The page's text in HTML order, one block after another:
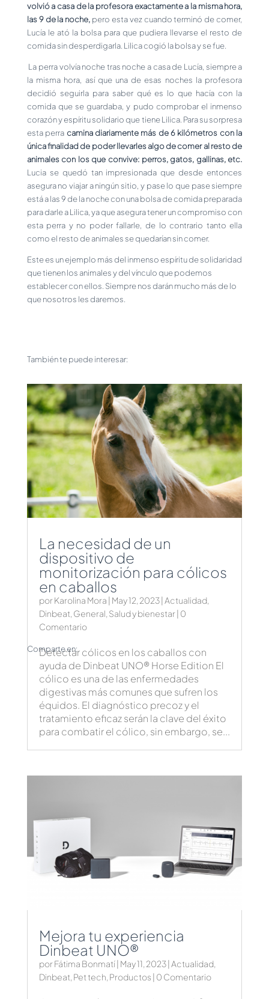
volvió a casa de la profesora exactamente a la misma hora,
las 9 de la noche, pero esta vez cuando terminó de comer,
Lucía le ató la bolsa para que pudiera llevarse el resto de
comida sin desperdigarla. Lilica cogió la bolsa y se fue.
La perra volvía noche tras noche a casa de Lucía, siempre a
la misma hora, así que una de esas noches la profesora
decidió seguirla para saber qué es lo que hacía con la
comida que se guardaba, y pudo comprobar el inmenso
corazón y espíritu solidario que tiene Lilica. Para su sorpresa
esta perra camina diariamente más de 6 kilómetros con la
única finalidad de poder llevarles algo de comer al resto de
animales con los que convive: perros, gatos, gallinas, etc.
Lucia se quedó tan impresionada que desde entonces
asegura no viajar a ningún sitio, y pase lo que pase siempre
está a las 9 de la noche con una bolsa de comida preparada
para darle a Lilica, ya que asegura tener un compromiso con
esta perra y no poder fallarle, de lo contrario tanto ella
como el resto de animales se quedarían sin comer.
Este es un ejemplo más del inmenso espíritu de solidaridad
que tienen los animales y del vínculo que podemos
establecer con ellos. Siempre nos darán mucho más de lo
que nosotros les daremos.
También te puede interesar:
La necesidad de un
dispositivo de
monitorización para cólicos
en caballos
porKarolina Mora May 12, 2023| Actualidad,
Dinbeat, General, Salud y bienestar| 0
Comentario
Detectar cólicos en los caballos con
ayuda de Dinbeat UNO® Horse Edition El
cólico es una de las enfermedades
digestivas más comunes que sufren los
équidos. El diagnóstico precoz y el
tratamiento eficaz serán la clave del éxito
para combatir el cólico, sin embargo, se...
Mejora tu experiencia
Dinbeat UNO®
porFátima Bonmatí| May 11, 2023| Actualidad,
Dinbeat, Pet tech, Productos | 0 Comentario
Comparte en: